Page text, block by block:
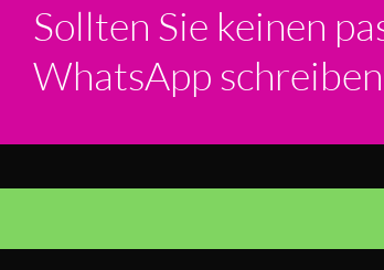
Sollten Sie keinen
WhatsApp